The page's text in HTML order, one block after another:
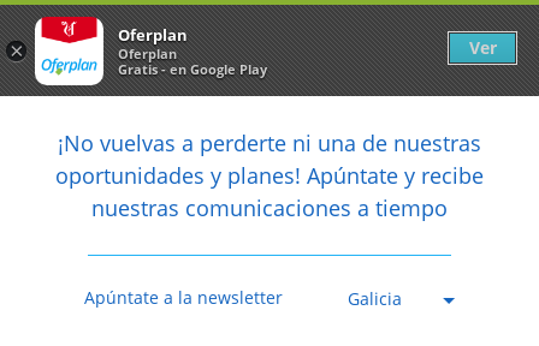

Caducada
Anterior
arrow_back Newsletter
¡No vuelvas a perderte ni una de nuestras
oportunidades y planes! Apúntate y recibe
nuestras comunicaciones a tiempo
Apúntate a la newsletter Galicia
×
Oferplan
Oferplan
Gratis - en Google Play
Ver